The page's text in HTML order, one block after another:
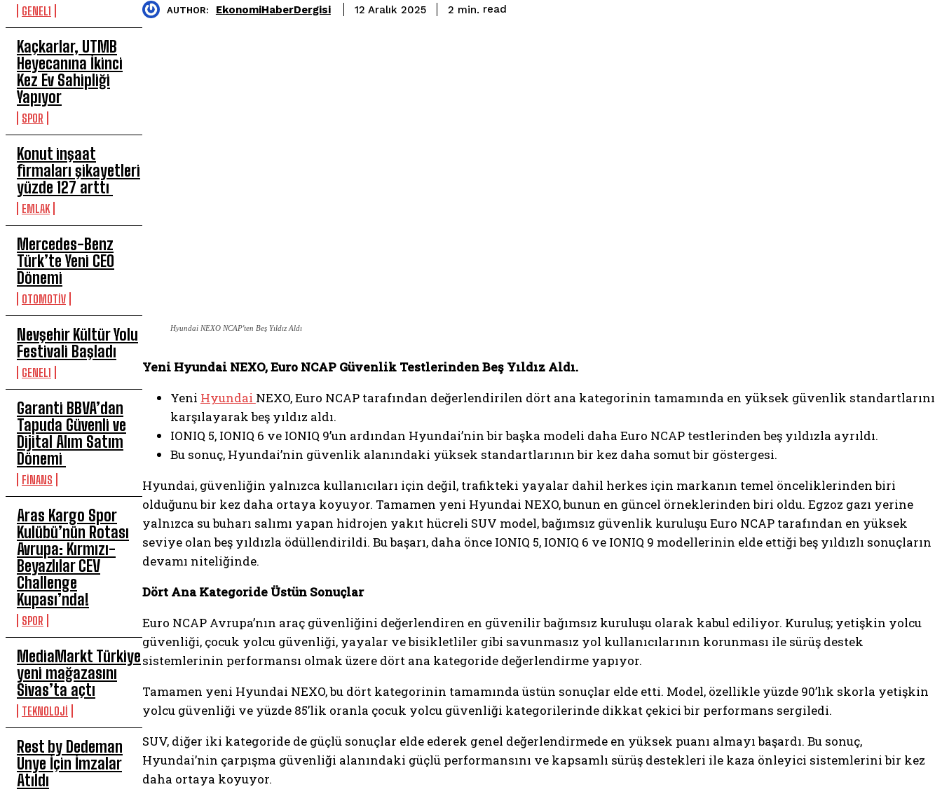
GENEL1
Kaçkarlar, UTMB
Heyecanına İkinci
Kez Ev Sahipliği
Yapıyor
SPOR
Konut inşaat
firmaları şikayetleri
yüzde 127 arttı
EMLAK
Mercedes-Benz
Türk’te Yeni CEO
Dönemi
OTOMOTİV
Nevşehir Kültür Yolu
Festivali Başladı
GENEL1
Garanti BBVA’dan
Tapuda Güvenli ve
Dijital Alım Satım
Dönemi
FİNANS
Aras Kargo Spor
Kulübü’nün Rotası
Avrupa: Kırmızı-
Beyazlılar CEV
Challenge
Kupası’nda!
SPOR
MediaMarkt Türkiye
yeni mağazasını
Sivas’ta açtı
TEKNOLOJİ
Rest by Dedeman
Ünye İçin İmzalar
Atıldı
AUTHOR: EkonomiHaberDergisi 12 Aralık 2025 2 min. read
Hyundai NEXO NCAP'ten Beş Yıldız Aldı
Yeni Hyundai NEXO, Euro NCAP Güvenlik Testlerinden Beş Yıldız Aldı.
Yeni Hyundai NEXO, Euro NCAP tarafından değerlendirilen dört ana kategorinin tamamında en yüksek güvenlik standartlarını
karşılayarak beş yıldız aldı.
IONIQ 5, IONIQ 6 ve IONIQ 9’un ardından Hyundai’nin bir başka modeli daha Euro NCAP testlerinden beş yıldızla ayrıldı.
Bu sonuç, Hyundai’nin güvenlik alanındaki yüksek standartlarının bir kez daha somut bir göstergesi.
Hyundai, güvenliğin yalnızca kullanıcıları için değil, trafikteki yayalar dahil herkes için markanın temel önceliklerinden biri
olduğunu bir kez daha ortaya koyuyor. Tamamen yeni Hyundai NEXO, bunun en güncel örneklerinden biri oldu. Egzoz gazı yerine
yalnızca su buharı salımı yapan hidrojen yakıt hücreli SUV model, bağımsız güvenlik kuruluşu Euro NCAP tarafından en yüksek
seviye olan beş yıldızla ödüllendirildi. Bu başarı, daha önce IONIQ 5, IONIQ 6 ve IONIQ 9 modellerinin elde ettiği beş yıldızlı sonuçların
devamı niteliğinde.
Dört Ana Kategoride Üstün Sonuçlar
Euro NCAP Avrupa’nın araç güvenliğini değerlendiren en güvenilir bağımsız kuruluşu olarak kabul ediliyor. Kuruluş; yetişkin yolcu
güvenliği, çocuk yolcu güvenliği, yayalar ve bisikletliler gibi savunmasız yol kullanıcılarının korunması ile sürüş destek
sistemlerinin performansı olmak üzere dört ana kategoride değerlendirme yapıyor.
Tamamen yeni Hyundai NEXO, bu dört kategorinin tamamında üstün sonuçlar elde etti. Model, özellikle yüzde 90’lık skorla yetişkin
yolcu güvenliği ve yüzde 85’lik oranla çocuk yolcu güvenliği kategorilerinde dikkat çekici bir performans sergiledi.
SUV, diğer iki kategoride de güçlü sonuçlar elde ederek genel değerlendirmede en yüksek puanı almayı başardı. Bu sonuç,
Hyundai’nin çarpışma güvenliği alanındaki güçlü performansını ve kapsamlı sürüş destekleri ile kaza önleyici sistemlerini bir kez
daha ortaya koyuyor.